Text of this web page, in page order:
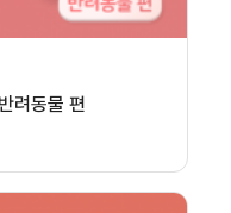
려동물 편